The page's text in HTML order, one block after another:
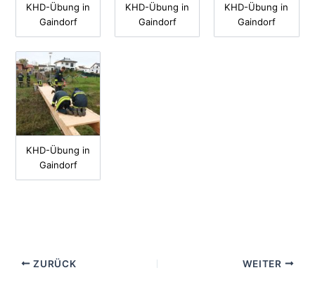
KHD-Übung in
Gaindorf
KHD-Übung in
Gaindorf
KHD-Übung in
Gaindorf
KHD-Übung in
Gaindorf
ZURÜCK WEITER